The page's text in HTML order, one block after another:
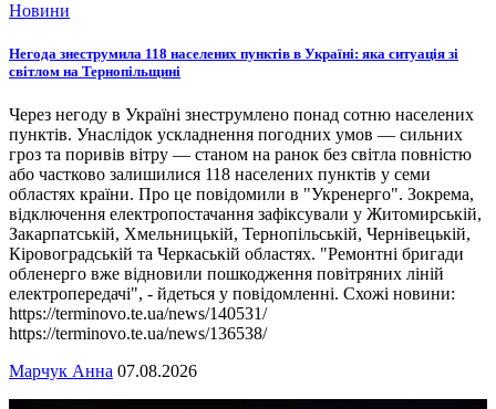
Новини
Негода знеструмила 118 населених пунктів в Україні: яка ситуація зі
світлом на Тернопільщині
Через негоду в Україні знеструмлено понад сотню населених
пунктів. Унаслідок ускладнення погодних умов — сильних
гроз та поривів вітру — станом на ранок без світла повністю
або частково залишилися 118 населених пунктів у семи
областях країни. Про це повідомили в "Укренерго". Зокрема,
відключення електропостачання зафіксували у Житомирській,
Закарпатській, Хмельницькій, Тернопільській, Чернівецькій,
Кіровоградській та Черкаській областях. "Ремонтні бригади
обленерго вже відновили пошкодження повітряних ліній
електропередачі", - йдеться у повідомленні. Схожі новини:
https://terminovo.te.ua/news/140531/
https://terminovo.te.ua/news/136538/
Марчук Анна 07.08.2026